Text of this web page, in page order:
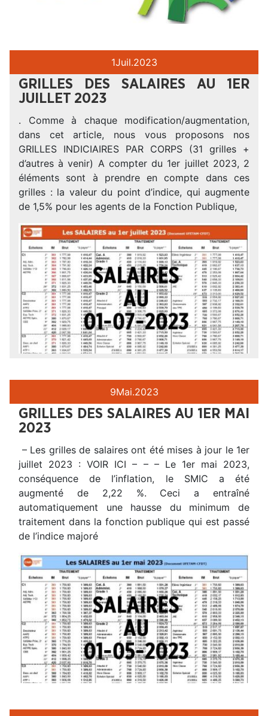
1Juil.2023
GRILLES DES SALAIRES AU 1ER
JUILLET 2023
. Comme à chaque modification/augmentation,
dans cet article, nous vous proposons nos
GRILLES INDICIAIRES PAR CORPS (31 grilles +
d’autres à venir) A compter du 1er juillet 2023, 2
éléments sont à prendre en compte dans ces
grilles : la valeur du point d’indice, qui augmente
de 1,5% pour les agents de la Fonction Publique,
9Mai.2023
GRILLES DES SALAIRES AU 1ER MAI
2023
– Les grilles de salaires ont été mises à jour le 1er
juillet 2023 : VOIR ICI – – – Le 1er mai 2023,
conséquence de l’inflation, le SMIC a été
augmenté de 2,22 %. Ceci a entraîné
automatiquement une hausse du minimum de
traitement dans la fonction publique qui est passé
de l’indice majoré